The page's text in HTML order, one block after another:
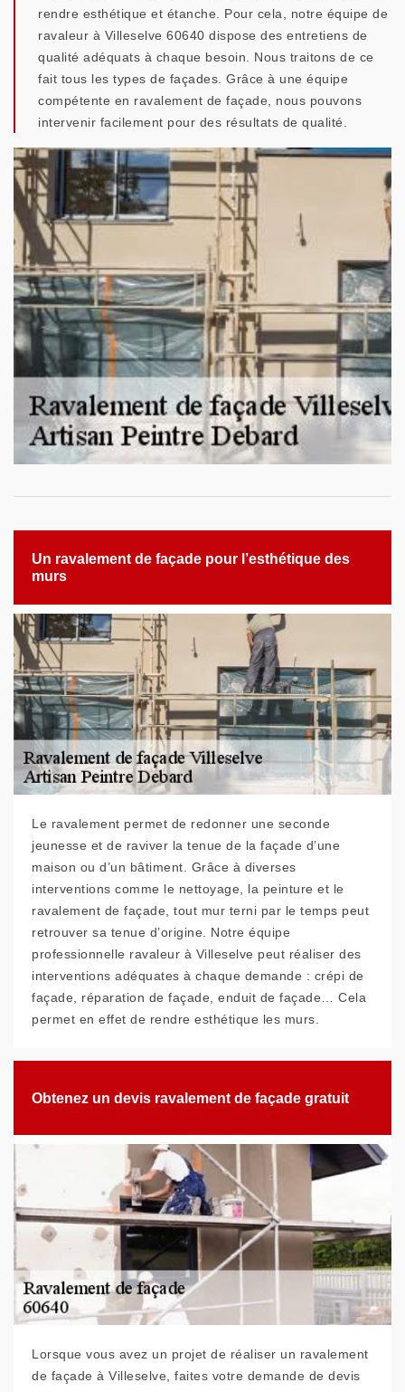
rendre esthétique et étanche. Pour cela, notre équipe de
ravaleur à Villeselve 60640 dispose des entretiens de
qualité adéquats à chaque besoin. Nous traitons de ce
fait tous les types de façades. Grâce à une équipe
compétente en ravalement de façade, nous pouvons
intervenir facilement pour des résultats de qualité.
Un ravalement de façade pour l’esthétique des
murs
Le ravalement permet de redonner une seconde
jeunesse et de raviver la tenue de la façade d’une
maison ou d’un bâtiment. Grâce à diverses
interventions comme le nettoyage, la peinture et le
ravalement de façade, tout mur terni par le temps peut
retrouver sa tenue d’origine. Notre équipe
professionnelle ravaleur à Villeselve peut réaliser des
interventions adéquates à chaque demande : crépi de
façade, réparation de façade, enduit de façade… Cela
permet en effet de rendre esthétique les murs.
Obtenez un devis ravalement de façade gratuit
Lorsque vous avez un projet de réaliser un ravalement
de façade à Villeselve, faites votre demande de devis